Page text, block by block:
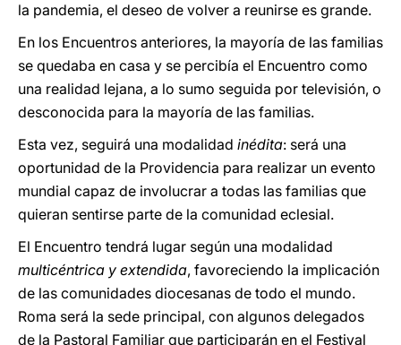
la pandemia, el deseo de volver a reunirse es grande.
En los Encuentros anteriores, la mayoría de las familias
se quedaba en casa y se percibía el Encuentro como
una realidad lejana, a lo sumo seguida por televisión, o
desconocida para la mayoría de las familias.
Esta vez, seguirá una modalidad inédita: será una
oportunidad de la Providencia para realizar un evento
mundial capaz de involucrar a todas las familias que
quieran sentirse parte de la comunidad eclesial.
El Encuentro tendrá lugar según una modalidad
multicéntrica y extendida, favoreciendo la implicación
de las comunidades diocesanas de todo el mundo.
Roma será la sede principal, con algunos delegados
de la Pastoral Familiar que participarán en el Festival